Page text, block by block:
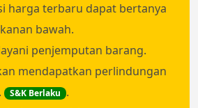
harga terbaru dapat bertanya
bawah.
penjemputan barang.
mendapatkan perlindungan
S&K Berlaku .